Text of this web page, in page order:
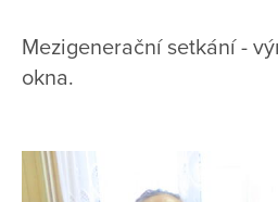
Mezigenerační setkání -
okna.